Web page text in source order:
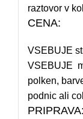
raztovor v
CENA:
VSEBUJE
VSEBUJE
polken,
podnic ali
PRIPRAVA: